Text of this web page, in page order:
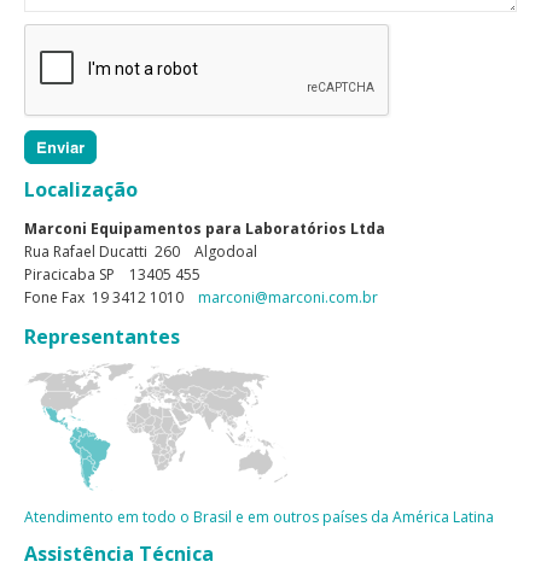
Localização
Marconi Equipamentos para Laboratórios Ltda
Rua Rafael Ducatti 260 Algodoal
Piracicaba SP 13405 455
Fone Fax 19 3412 1010 marconi@marconi.com.br
Representantes
Atendimento em todo o Brasil e em outros países da América Latina
Assistência Técnica